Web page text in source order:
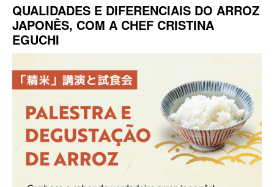
QUALIDADES E DIFERENCIAIS DO ARROZ
JAPONÊS, COM A CHEF CRISTINA
EGUCHI